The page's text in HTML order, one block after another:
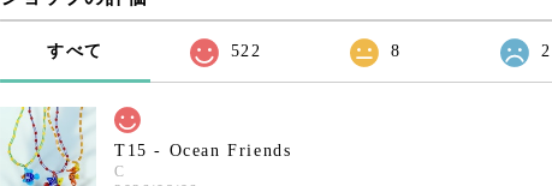
すべて 522 8 2
T15 - Ocean Friends
C